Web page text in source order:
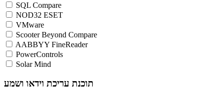
SQL Compare
NOD32 ESET
VMware
Scooter Beyond Compare
AABBYY FineReader
PowerControls
Solar Mind
תוכנת עריכת וידאו ושמע